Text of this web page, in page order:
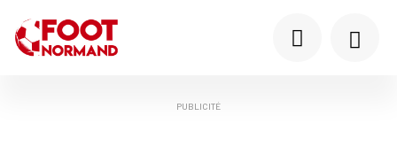
PUBLICITÉ